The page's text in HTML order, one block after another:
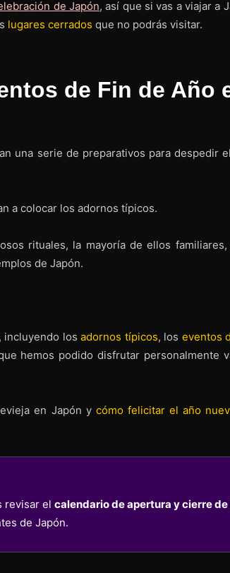
de Japón, así que si vas a viajar a
lugares cerrados que no podrás visitar.
de Fin de Año
una serie de preparativos para despedir
a colocar los adornos típicos.
rituales, la mayoría de ellos
de Japón.
incluyendo losadornos típicos, los eventos
hemos podido disfrutar personalmente
en Japón y cómo felicitar el año
revisar el calendario de apertura y cierre de
de Japón.